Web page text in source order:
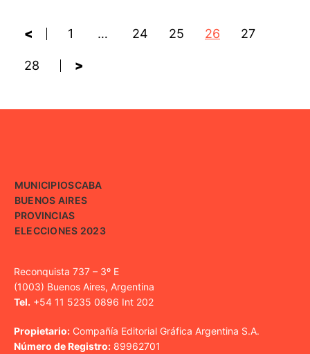
< 1 … 24 25 26 27
28 >
MUNICIPIOSCABA
BUENOS AIRES
PROVINCIAS
ELECCIONES 2023
Reconquista 737 – 3º E
(1003) Buenos Aires, Argentina
Tel. +54 11 5235 0896 Int 202
Propietario: Compañía Editorial Gráfica Argentina S.A.
Número de Registro: 89962701